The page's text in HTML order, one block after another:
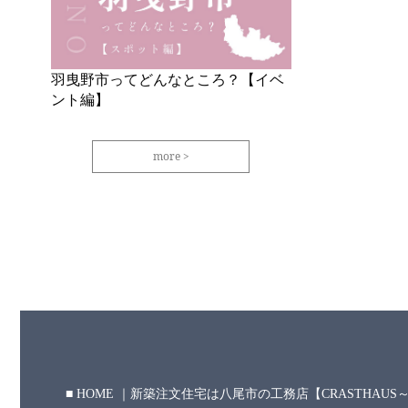
羽曳野市ってどんなところ？【イベ
ント編】
more
HOME ｜新築注文住宅は八尾市の工務店【CRASTHAUS